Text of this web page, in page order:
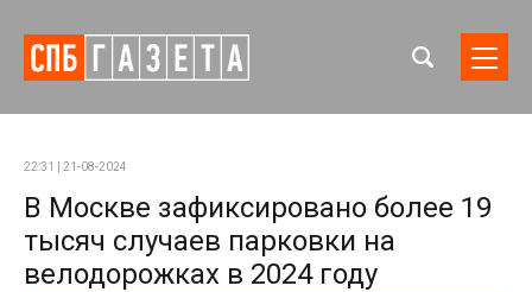
22:31 | 21-08-2024
В Москве зафиксировано более 19
тысяч случаев парковки на
велодорожках в 2024 году